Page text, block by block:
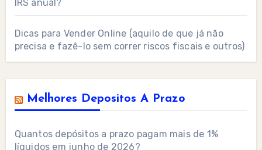
IRS anual?
Dicas para Vender Online (aquilo de que já não
precisa e fazê-lo sem correr riscos fiscais e outros)
Melhores Depositos A Prazo
Quantos depósitos a prazo pagam mais de 1%
líquidos em junho de 2026?